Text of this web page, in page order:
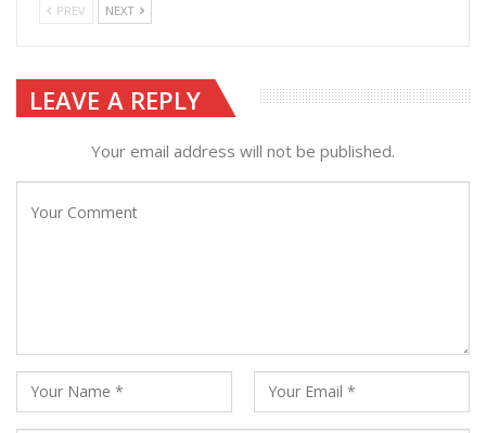
PREV NEXT
LEAVE A REPLY
Your email address will not be published.